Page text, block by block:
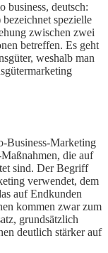
business, deutsch:
spezielle
zwischen zwei
betreffen. Es geht
weshalb man
Business-Marketing
die auf
sind. Der Begriff
verwendet, dem
auf Endkunden
kommen zwar zum
grundsätzlich
deutlich stärker auf